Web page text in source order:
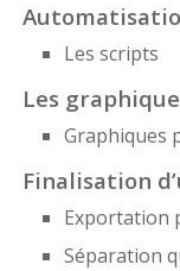
Les scripts
Les
Graphiques
Finalisation
Exportation
Séparation